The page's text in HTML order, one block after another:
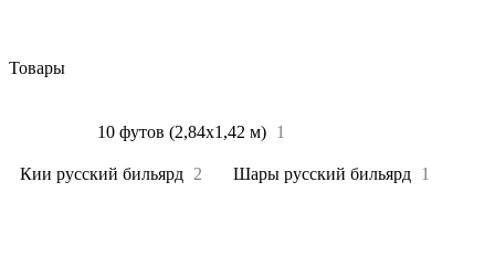
Товары
10 футов (2,84х1,42 м) 1
Кии русский бильярд 2 Шары русский бильярд 1